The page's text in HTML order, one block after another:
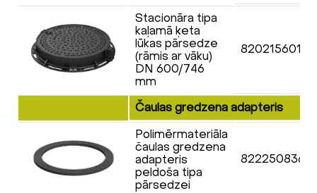
Stacionāra tipa
kaļamā ķeta
lūkas pārsedze
(rāmis ar vāku)
DN 600/746
mm
Čaulas gredzena adapteris
Polimērmateriāla
čaulas gredzena
adapteris
peldoša tipa
pārsedzei